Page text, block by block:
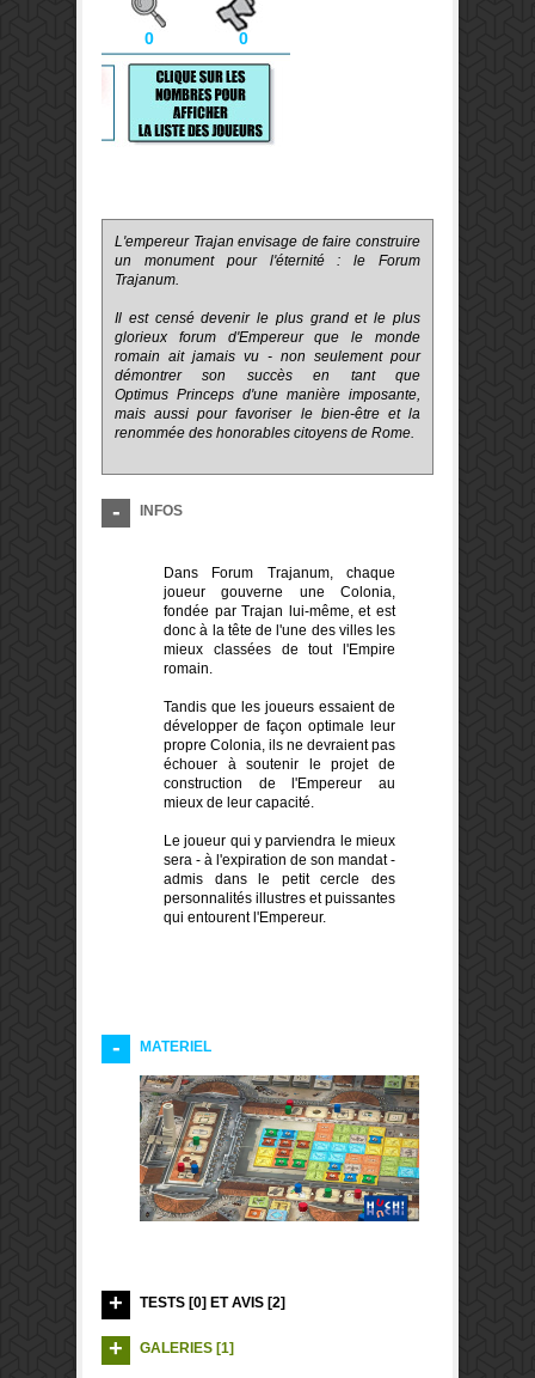
0 0
L'empereur Trajan envisage de faire construire
un monument pour l'éternité : le Forum
Trajanum.
Il est censé devenir le plus grand et le plus
glorieux forum d'Empereur que le monde
romain ait jamais vu - non seulement pour
démontrer son succès en tant que
Optimus Princeps d'une manière imposante,
mais aussi pour favoriser le bien-être et la
renommée des honorables citoyens de Rome.
INFOS
Dans Forum Trajanum, chaque
joueur gouverne une Colonia,
fondée par Trajan lui-même, et est
donc à la tête de l'une des villes les
mieux classées de tout l'Empire
romain.
Tandis que les joueurs essaient de
développer de façon optimale leur
propre Colonia, ils ne devraient pas
échouer à soutenir le projet de
construction de l'Empereur au
mieux de leur capacité.
Le joueur qui y parviendra le mieux
sera - à l'expiration de son mandat -
admis dans le petit cercle des
personnalités illustres et puissantes
qui entourent l'Empereur.
MATERIEL
TESTS [0] ET AVIS [2]
GALERIES [1]